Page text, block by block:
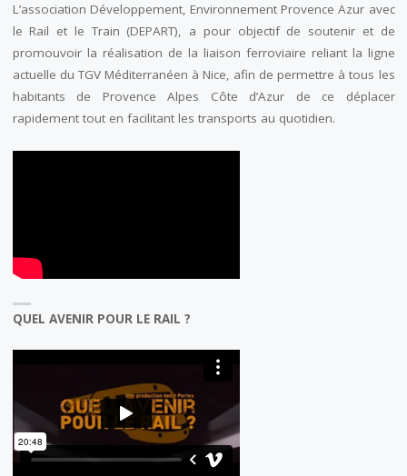
L’association Développement, Environnement Provence Azur avec
le Rail et le Train (DEPART), a pour objectif de soutenir et de
promouvoir la réalisation de la liaison ferroviaire reliant la ligne
actuelle du TGV Méditerranéen à Nice, afin de permettre à tous les
habitants de Provence Alpes Côte d’Azur de ce déplacer
rapidement tout en facilitant les transports au quotidien.
QUEL AVENIR POUR LE RAIL ?